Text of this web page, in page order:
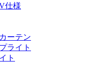
仕様
ーテン
ライト
ト